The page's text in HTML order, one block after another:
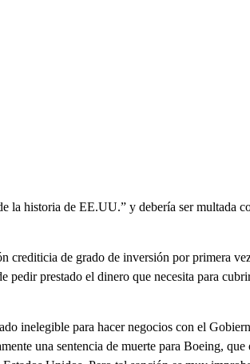
la historia de EE.UU.” y debería ser multada
crediticia de grado de inversión por primera
pedir prestado el dinero que necesita para
inelegible para hacer negocios con el
una sentencia de muerte para Boeing,